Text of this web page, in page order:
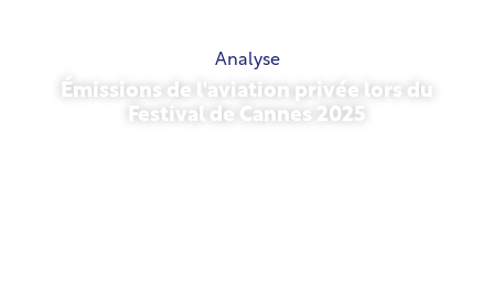
Analyse
Émissions de l'aviation privée lors du
Festival de Cannes 2025